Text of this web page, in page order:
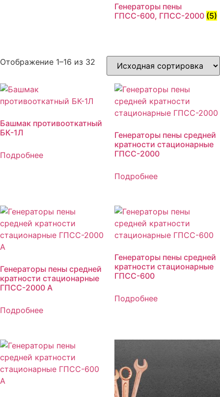
Генераторы пены
ГПСС-600, ГПСС-2000 (5)
Отображение 1–16 из 32
Башмак противооткатный
БК-1Л
Подробнее
Генераторы пены средней
кратности стационарные
ГПСС-2000
Подробнее
Генераторы пены средней
кратности стационарные
ГПСС-2000 А
Подробнее
Генераторы пены средней
кратности стационарные
ГПСС-600
Подробнее